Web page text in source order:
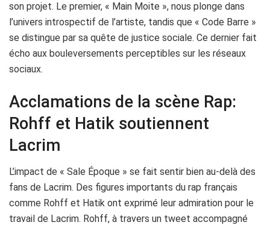
son projet. Le premier, « Main Moite », nous plonge dans
l’univers introspectif de l’artiste, tandis que « Code Barre »
se distingue par sa quête de justice sociale. Ce dernier fait
écho aux bouleversements perceptibles sur les réseaux
sociaux.
Acclamations de la scène Rap:
Rohff et Hatik soutiennent
Lacrim
L’impact de « Sale Époque » se fait sentir bien au-delà des
fans de Lacrim. Des figures importants du rap français
comme Rohff et Hatik ont exprimé leur admiration pour le
travail de Lacrim. Rohff, à travers un tweet accompagné